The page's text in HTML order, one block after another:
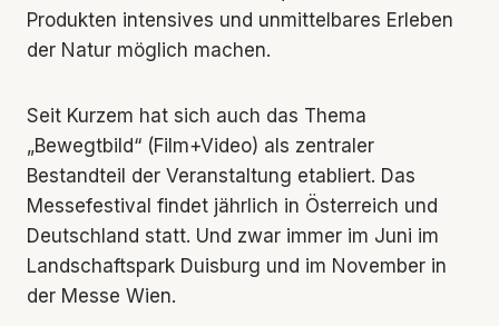
Produkten intensives und unmittelbares Erleben
der Natur möglich machen.
Seit Kurzem hat sich auch das Thema
„Bewegtbild“ (Film+Video) als zentraler
Bestandteil der Veranstaltung etabliert. Das
Messefestival findet jährlich in Österreich und
Deutschland statt. Und zwar immer im Juni im
Landschaftspark Duisburg und im November in
der Messe Wien.